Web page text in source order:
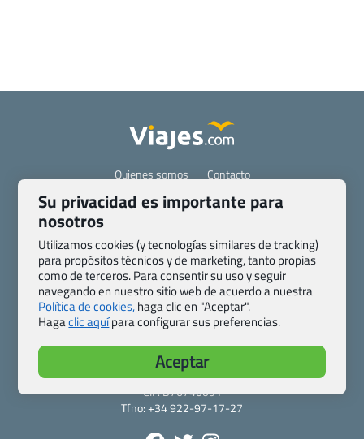
Quienes somos
Contacto
Pasaporte, Visado, Salud y otras disposiciones específicas
Blog de Viajes.com
Registro de agencias
Política de privacidad y cookies
Transparencia
Todas las páginas – sitemap
Viajes.com
Last Minute Express S.L.U.
c/ Drago, CC HLS, Local 13
38660 Miraverde – Adeje
Santa Cruz de Tenerife – España
CIF: B76740091
Tfno: +34 922-97-17-27
Su privacidad es importante para
nosotros
Utilizamos cookies (y tecnologías similares de tracking)
para propósitos técnicos y de marketing, tanto propias
como de terceros. Para consentir su uso y seguir
navegando en nuestro sitio web de acuerdo a nuestra
Política de cookies,haga clic en "Aceptar".
Hagaclic aquípara configurar sus preferencias.
Aceptar